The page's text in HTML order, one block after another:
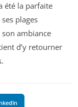
été la parfaite
plages
ambiance
d’y retourner